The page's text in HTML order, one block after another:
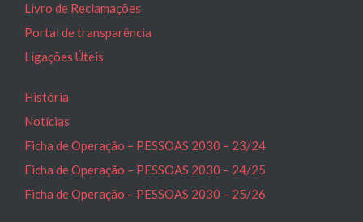
Livro de Reclamações
Portal de transparência
Ligações Úteis
História
Notícias
Ficha de Operação – PESSOAS 2030 – 23/24
Ficha de Operação – PESSOAS 2030 – 24/25
Ficha de Operação – PESSOAS 2030 – 25/26